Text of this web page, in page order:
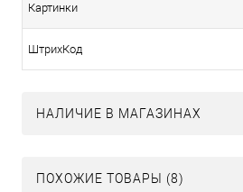
Картинки
ШтрихКод
НАЛИЧИЕ В МАГАЗИНАХ
ПОХОЖИЕ ТОВАРЫ (8)